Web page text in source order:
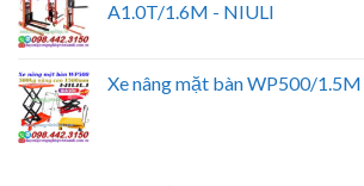
A1.0T/1.6M - NIULI
Xe nâng mặt bàn WP500/